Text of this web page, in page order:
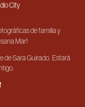
City
de familia y
Mar!
de Sara Guirado. Estará